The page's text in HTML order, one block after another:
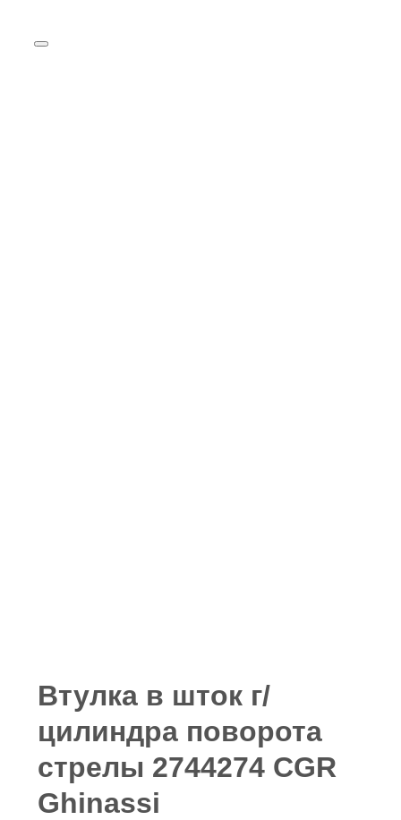
Втулка в шток г/
цилиндра поворота
стрелы 2744274 CGR
Ghinassi